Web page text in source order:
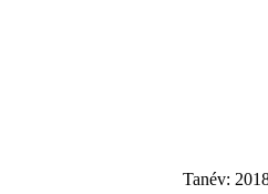
Tanév: